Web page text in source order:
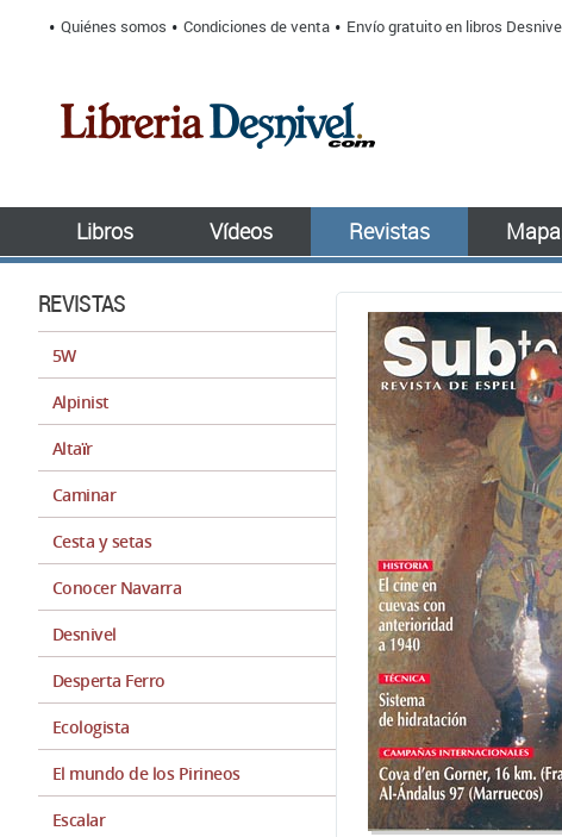
Quiénes somos Condiciones de venta Envío gratuito en libros
Libros Vídeos Revistas
REVISTAS
5W
Alpinist
Altaïr
Caminar
Cesta y setas
Conocer Navarra
Desnivel
Desperta Ferro
Ecologista
El mundo de los Pirineos
Escalar